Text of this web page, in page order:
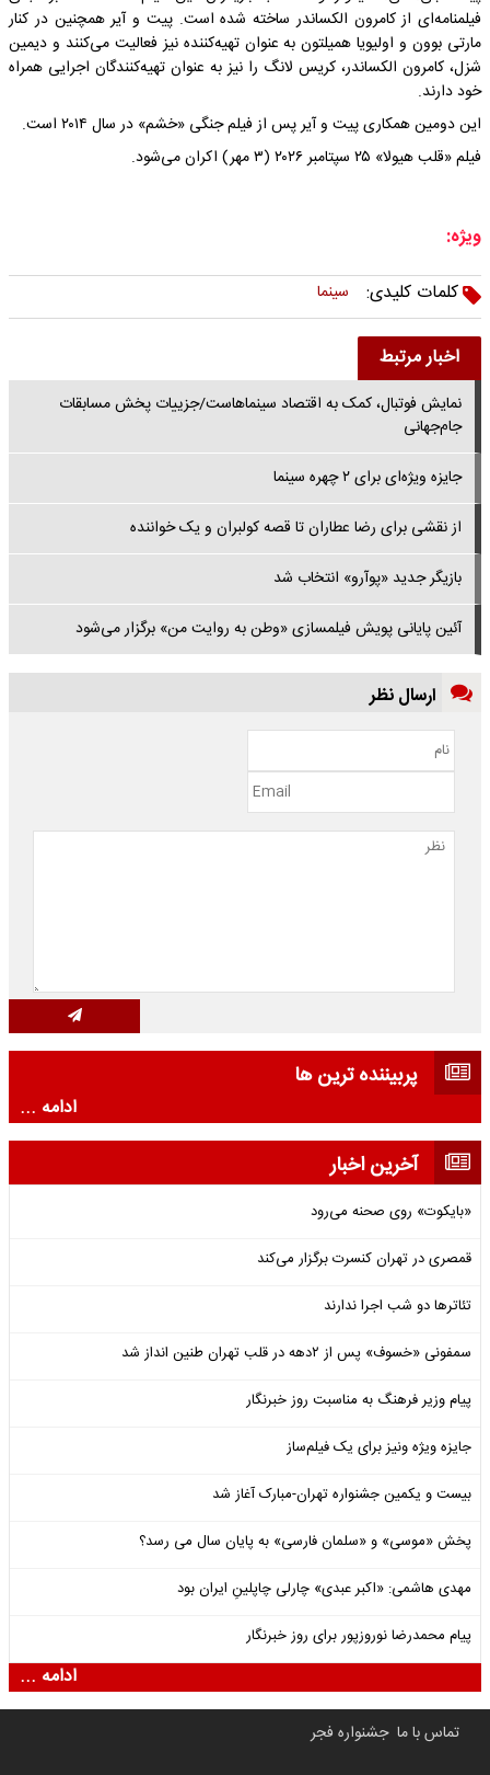
فیلمنامه‌ای از کامرون الکساندر ساخته شده است. پیت و آیر همچنین در کنار
مارتی بوون و اولیویا همیلتون به عنوان تهیه‌کننده نیز فعالیت می‌کنند و دیمین
شزل، کامرون الکساندر، کریس لانگ را نیز به عنوان تهیه‌کنندگان اجرایی همراه
خود دارند.
این دومین همکاری پیت و آیر پس از فیلم جنگی «خشم» در سال ۲۰۱۴ است.
فیلم «قلب هیولا» ۲۵ سپتامبر ۲۰۲۶ (۳ مهر) اکران می‌شود.
ویژه:
کلمات کلیدی:
سینما
اخبار مرتبط
نمایش فوتبال، کمک به اقتصاد سینماهاست/جزییات پخش مسابقات
جام‌جهانی
جایزه ویژه‌ای برای ۲ چهره سینما
از نقشی برای رضا عطاران تا قصه کولبران و یک خواننده
بازیگر جدید «پوآرو» انتخاب شد
آئین پایانی پویش فیلمسازی «وطن به روایت من» برگزار می‌شود
ارسال نظر
پربیننده ترین ها
ادامه ...
آخرین اخبار
«بایکوت» روی صحنه می‌رود
قمصری در تهران کنسرت برگزار می‌کند
تئاترها دو شب اجرا ندارند
سمفونی «خسوف» پس از ۲دهه در قلب تهران طنین انداز شد
پیام وزیر فرهنگ به مناسبت روز خبرنگار
جایزه ویژه ونیز برای یک فیلم‌ساز
بیست و یکمین جشنواره تهران-مبارک آغاز شد
پخش «موسی» و «سلمان فارسی» به پایان سال می رسد؟
مهدی هاشمی: «اکبر عبدی» چارلی چاپلینِ ایران بود
پیام محمدرضا نوروزپور برای روز خبرنگار
ادامه ...
تماس با ما جشنواره فجر